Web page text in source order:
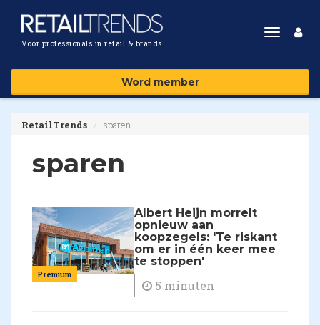
Voor professionals in retail & brands
Toggle
Word member
RetailTrends sparen
sparen
Premium
Albert Heijn morrelt
opnieuw aan
koopzegels: 'Te riskant
om er in één keer mee
te stoppen'
5 minuten